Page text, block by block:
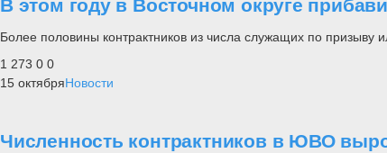
В этом году в Восточном округе
Более половины контрактников из числа служащих по призыву
1 273 0 0
15 октябряНовости
Численность контрактников в ЮВО